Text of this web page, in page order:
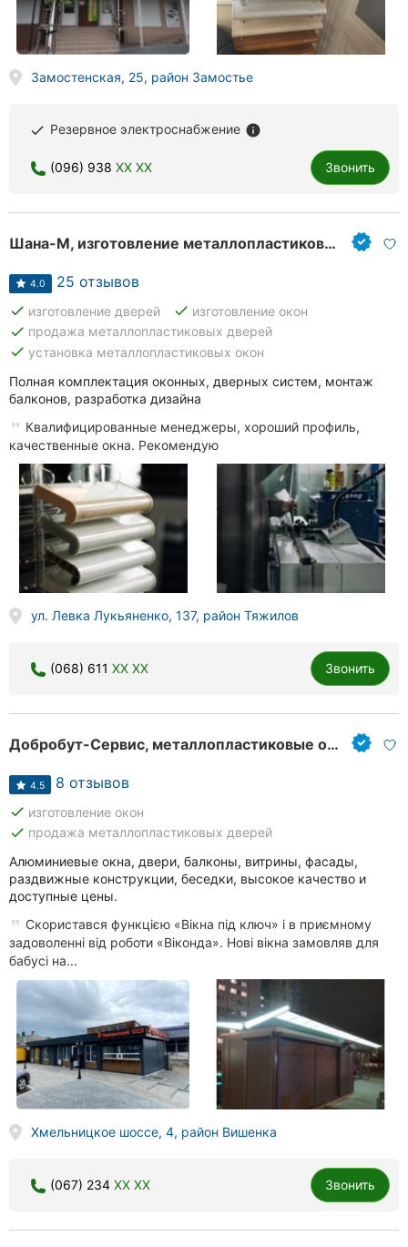
Замостенская, 25, район Замостье
done Резервное электроснабжение info
(096) 938 XX XX Звонить
Шана-М, изготовление металлопластиковых окон и дверей
4.0 25 отзывов
done изготовление дверей done изготовление окон
done продажа металлопластиковых дверей
done установка металлопластиковых окон
Полная комплектация оконных, дверных систем, монтаж
балконов, разработка дизайна
Квалифицированные менеджеры, хороший профиль,
качественные окна. Рекомендую
ул. Левка Лукьяненко, 137, район Тяжилов
(068) 611 XX XX Звонить
Добробут-Сервис, металлопластиковые окна
4.5 8 отзывов
done изготовление окон
done продажа металлопластиковых дверей
Алюминиевые окна, двери, балконы, витрины, фасады,
раздвижные конструкции, беседки, высокое качество и
доступные цены.
Скористався функцією «Вікна під ключ» і в приємному
задоволенні від роботи «Віконда». Нові вікна замовляв для
бабусі на...
Хмельницкое шоссе, 4, район Вишенка
(067) 234 XX XX Звонить